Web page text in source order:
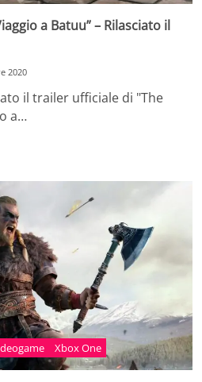
a Batuu” – Rilasciato il
2020
il trailer ufficiale di "The
a…
Xbox One